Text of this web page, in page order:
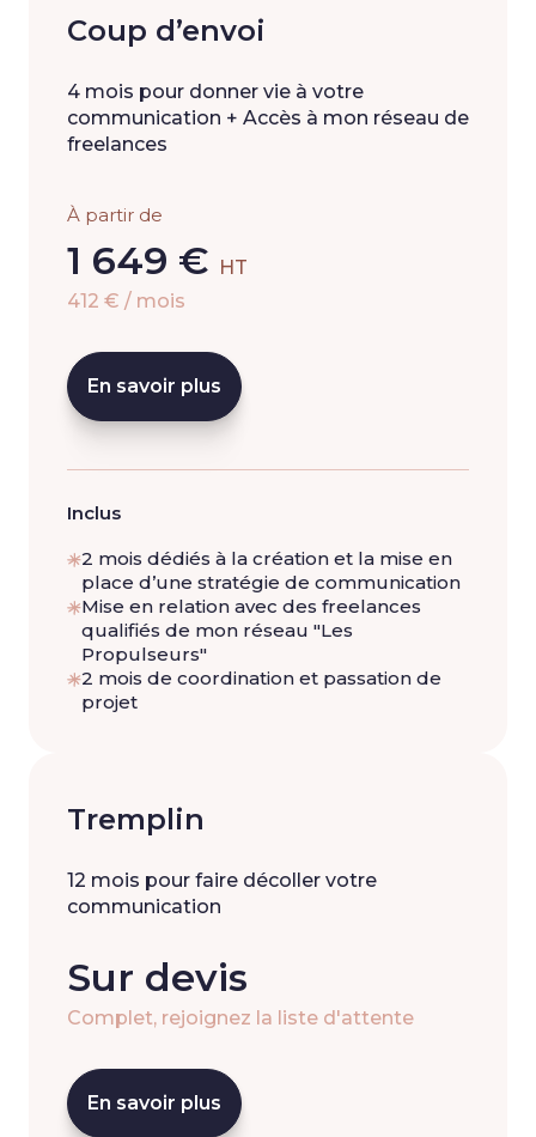
Coup d’envoi
4 mois pour donner vie à votre
communication + Accès à mon réseau de
freelances
À partir de
1 649 € HT
412 € / mois
En savoir plus
Inclus
2 mois dédiés à la création et la mise en
place d’une stratégie de communication
Mise en relation avec des freelances
qualifiés de mon réseau "Les
Propulseurs"
2 mois de coordination et passation de
projet
Tremplin
12 mois pour faire décoller votre
communication
Sur devis
Complet, rejoignez la liste d'attente
En savoir plus